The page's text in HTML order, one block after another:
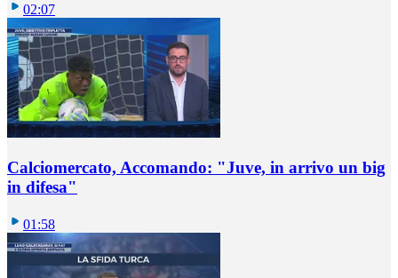
02:07
Calciomercato, Accomando: "Juve, in arrivo un big
in difesa"
01:58